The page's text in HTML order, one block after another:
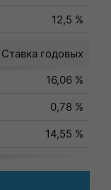
12,5 %
Ставка годовых
16,06 %
0,78 %
14,55 %